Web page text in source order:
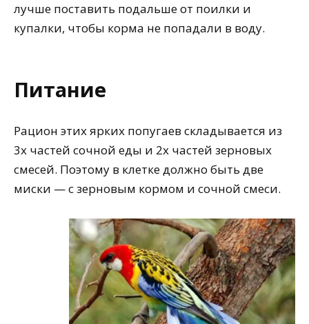
лучше поставить подальше от поилки и
купалки, чтобы корма не попадали в воду.
Питание
Рацион этих ярких попугаев складывается из
3х частей сочной еды и 2х частей зерновых
смесей. Поэтому в клетке должно быть две
миски — с зерновым кормом и сочной смеси.